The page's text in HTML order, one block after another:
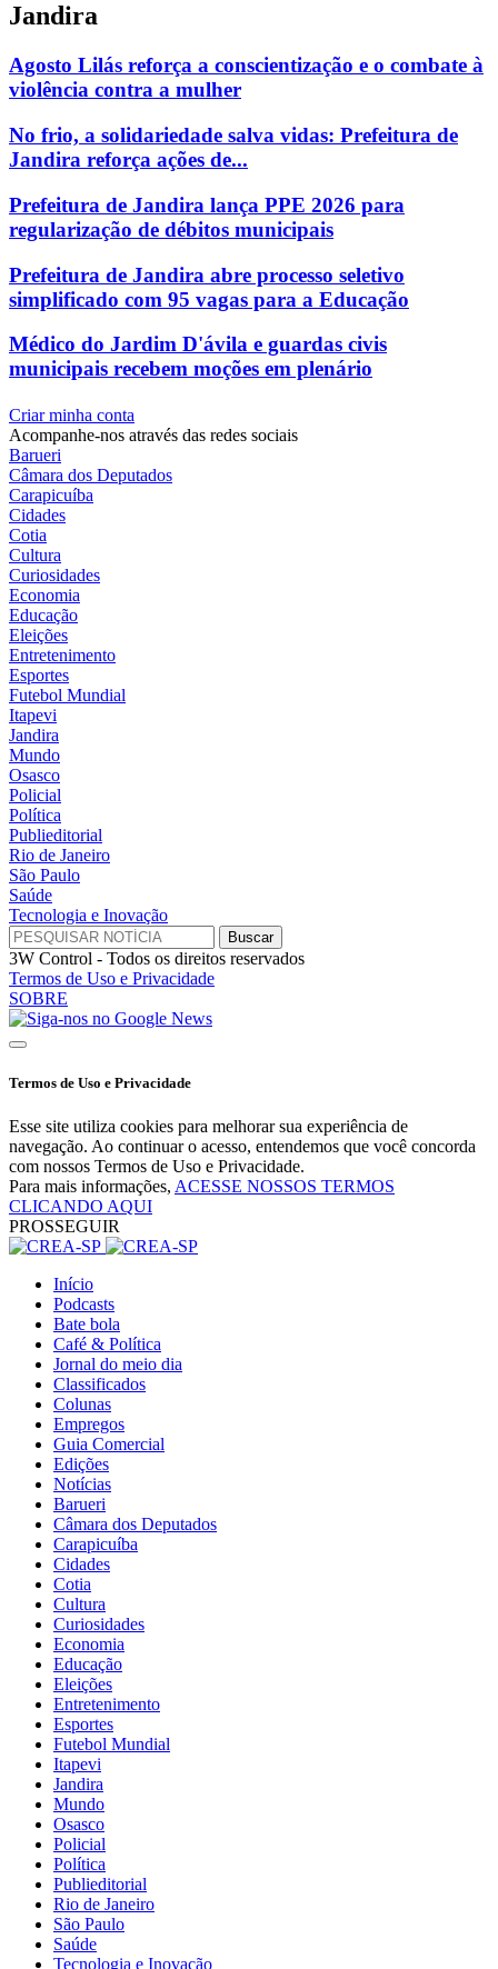
Jandira
Agosto Lilás reforça a conscientização e o combate à
violência contra a mulher
No frio, a solidariedade salva vidas: Prefeitura de
Jandira reforça ações de...
Prefeitura de Jandira lança PPE 2026 para
regularização de débitos municipais
Prefeitura de Jandira abre processo seletivo
simplificado com 95 vagas para a Educação
Médico do Jardim D'ávila e guardas civis
municipais recebem moções em plenário
Criar minha conta
Acompanhe-nos através das redes sociais
Barueri
Câmara dos Deputados
Carapicuíba
Cidades
Cotia
Cultura
Curiosidades
Economia
Educação
Eleições
Entretenimento
Esportes
Futebol Mundial
Itapevi
Jandira
Mundo
Osasco
Policial
Política
Publieditorial
Rio de Janeiro
São Paulo
Saúde
Tecnologia e Inovação
3W Control - Todos os direitos reservados
Termos de Uso e Privacidade
SOBRE
Termos de Uso e Privacidade
Esse site utiliza cookies para melhorar sua experiência de
navegação. Ao continuar o acesso, entendemos que você concorda
com nossos Termos de Uso e Privacidade.
Para mais informações, ACESSE NOSSOS TERMOS
CLICANDO AQUI
PROSSEGUIR
Início
Podcasts
Bate bola
Café & Política
Jornal do meio dia
Classificados
Colunas
Empregos
Guia Comercial
Edições
Notícias
Barueri
Câmara dos Deputados
Carapicuíba
Cidades
Cotia
Cultura
Curiosidades
Economia
Educação
Eleições
Entretenimento
Esportes
Futebol Mundial
Itapevi
Jandira
Mundo
Osasco
Policial
Política
Publieditorial
Rio de Janeiro
São Paulo
Saúde
Tecnologia e Inovação